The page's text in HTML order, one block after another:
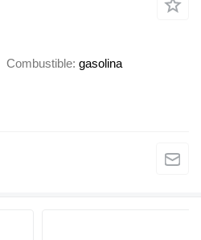
Combustible gasolina